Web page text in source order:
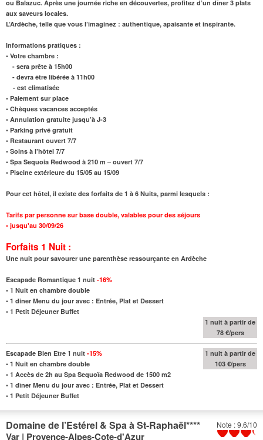
ou Balazuc. Après une journée riche en découvertes, profitez d’un dîner 3 plats
aux saveurs locales.
L’Ardèche, telle que vous l’imaginez : authentique, apaisante et inspirante.
Informations pratiques :
• Votre chambre :
- sera prête à 15h00
- devra être libérée à 11h00
- est climatisée
• Paiement sur place
• Chèques vacances acceptés
• Annulation gratuite jusqu’à J-3
• Parking privé gratuit
• Restaurant ouvert 7/7
• Soins à l’hôtel 7/7
• Spa Sequoia Redwood à 210 m – ouvert 7/7
• Piscine extérieure du 15/05 au 15/09
Pour cet hôtel, il existe des forfaits de 1 à 6 Nuits, parmi lesquels :
Tarifs par personne sur base double, valables pour des séjours
• jusqu'au 30/09/26
Forfaits 1 Nuit :
Une nuit pour savourer une parenthèse ressourçante en Ardèche
Escapade Romantique 1 nuit -16%
• 1 Nuit en chambre double
• 1 diner Menu du jour avec : Entrée, Plat et Dessert
• 1 Petit Déjeuner Buffet
1 nuit à partir de
78 €/pers
Escapade Bien Etre 1 nuit -15%
• 1 Nuit en chambre double
• 1 Accès de 2h au Spa Sequoïa Redwood de 1500 m2
• 1 dîner Menu du jour avec : Entrée, Plat et Dessert
• 1 Petit Déjeuner Buffet
1 nuit à partir de
103 €/pers
Note : 9.6/10
Domaine de l’Estérel & Spa à St-Raphaël****
Var | Provence-Alpes-Cote-d'Azur